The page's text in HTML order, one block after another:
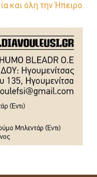
και όλη την Ήπειρο.